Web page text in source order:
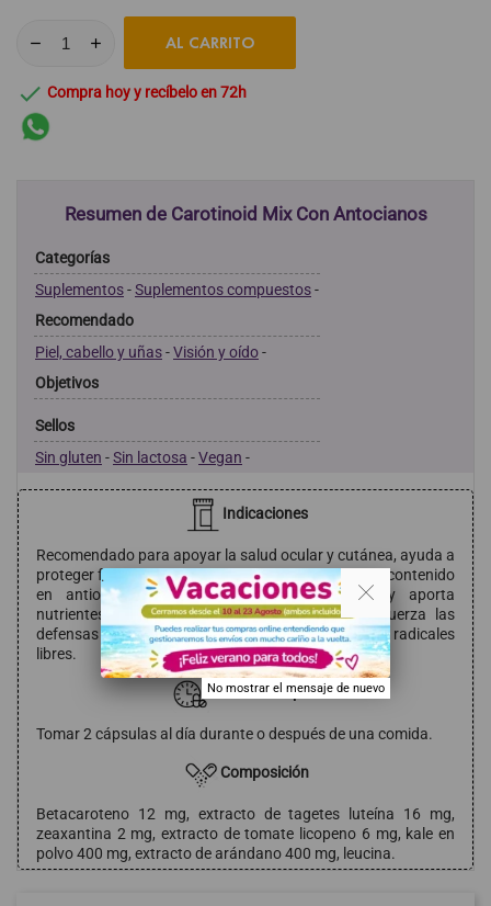
AL CARRITO
 Compra hoy y recíbelo en 72h
Resumen de Carotinoid Mix Con Antocianos
Categorías
Suplementos-Suplementos compuestos-
Recomendado
Piel, cabello y uñas-Visión y oído-
Objetivos
Sellos
Sin gluten -Sin lactosa -Vegan -
Indicaciones
Recomendado para apoyar la salud ocular y cutánea, ayuda a
proteger frente al estrés oxidativo gracias a su alto contenido
en antioxidantes; favorece la función visual y aporta
nutrientes esenciales para una piel radiante; refuerza las
defensas y contribuye a contrarrestar el daño de los radicales
libres.
Modo de empleo
Tomar 2 cápsulas al día durante o después de una comida.
Composición
Betacaroteno 12 mg, extracto de tagetes luteína 16 mg,
zeaxantina 2 mg, extracto de tomate licopeno 6 mg, kale en
polvo 400 mg, extracto de arándano 400 mg, leucina.
. .
No mostrar el mensaje de nuevo